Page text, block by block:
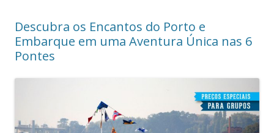
Descubra os Encantos do Porto e
Embarque em uma Aventura Única nas 6
Pontes